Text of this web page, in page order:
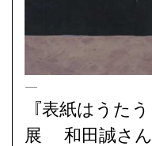
『表紙はうた
展 和田誠さん